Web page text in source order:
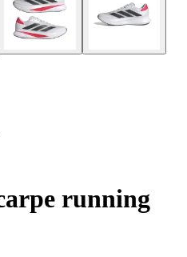
running